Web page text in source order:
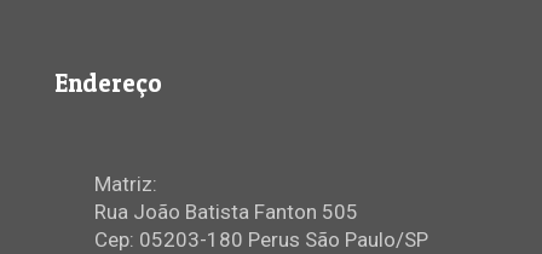
Endereço
Matriz:
Rua João Batista Fanton 505
Cep: 05203-180 Perus São Paulo/SP